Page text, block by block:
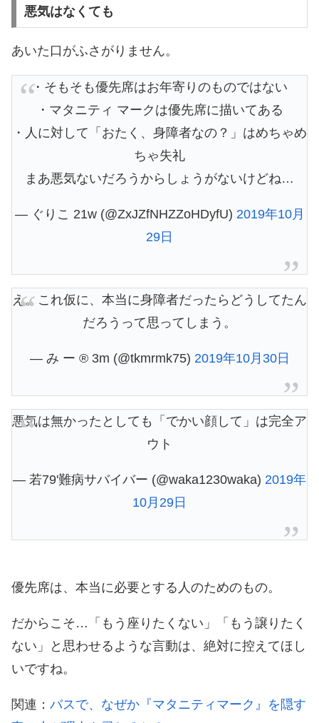
悪気はなくても
あいた口がふさがりません。
・そもそも優先席はお年寄りのものではない
・マタニティ マークは優先席に描いてある
・人に対して「おたく、身障者なの？」はめちゃめ
ちゃ失礼
まあ悪気ないだろうからしょうがないけどね…
— ぐりこ 21w (@ZxJZfNHZZoHDyfU) 2019年10月
29日
え。これ仮に、本当に身障者だったらどうしてたん
だろうって思ってしまう。
— み ー ®︎ 3m (@tkmrmk75) 2019年10月30日
悪気は無かったとしても「でかい顔して」は完全ア
ウト
— 若79'難病サバイバー (@waka1230waka) 2019年
10月29日
優先席は、本当に必要とする人のためのもの。
だからこそ…「もう座りたくない」「もう譲りたく
ない」と思わせるような言動は、絶対に控えてほし
いですね。
関連： バスで、なぜか『マタニティマーク』を隠す